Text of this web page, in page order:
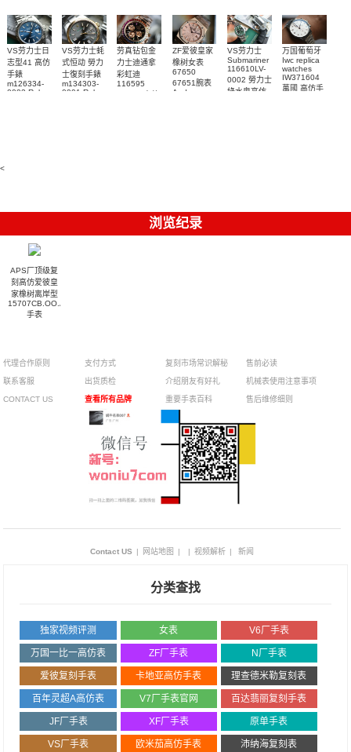
VS劳力士日
志型41 高仿
手錶
m126334-
0002 Rolex
VS劳力士蚝
式恒动 勞力
士復刻手錶
m134303-
0001 Rolex
劳真钻包金
力士迪通拿
彩虹迪
116595
ZF爱彼皇家
橡树女表
67650
67651腕表
Audemars
VS劳力士
Submariner
116610LV-
0002 勞力士
綠水鬼高仿
万国葡萄牙
Iwc replica
watches
IW371604
萬國 高仿手
<
浏览纪录
APS厂顶级复
刻高仿爱彼皇
家橡树离岸型
15707CB.OO.A010CA.01
手表
代理合作原则
联系客服
CONTACT US
支付方式
出货质检
查看所有品牌
复刻市场常识解秘
介绍朋友有好礼
重要手表百科
售前必读
机械表使用注意事项
售后维修细则
Contact US | 网站地图 | | 视频解析 | 新闻
分类查找
独家视频评测 女表 V6厂手表
万国一比一高仿表 ZF厂手表 N厂手表
爱彼复刻手表 卡地亚高仿手表 理查德米勒复刻表
百年灵超A高仿表 V7厂手表官网 百达翡丽复刻手表
JF厂手表 XF厂手表 原单手表
VS厂手表 欧米茄高仿手表 沛纳海复刻表